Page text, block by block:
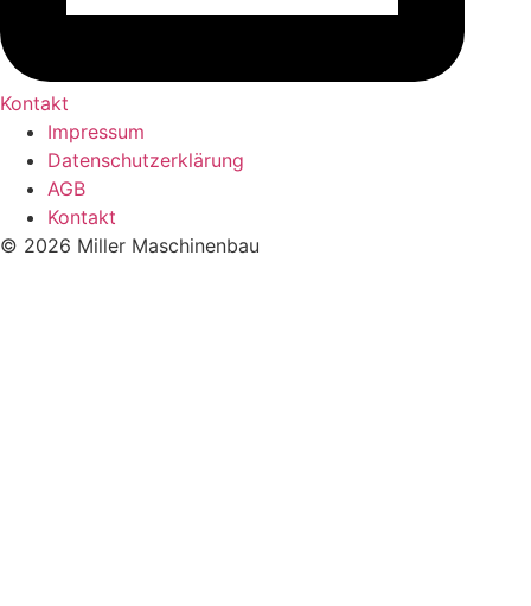
Kontakt
Impressum
Datenschutzerklärung
AGB
Kontakt
© 2026 Miller Maschinenbau